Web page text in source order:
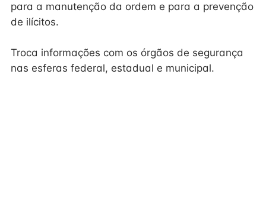
para a manutenção da ordem e para a prevenção
de ilícitos.
Troca informações com os órgãos de segurança
nas esferas federal, estadual e municipal.